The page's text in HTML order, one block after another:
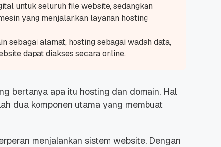
untuk seluruh file website, sedangkan
yang menjalankan layanan hosting
sebagai alamat, hosting sebagai wadah data,
dapat diakses secara online.
bertanya apa itu hosting dan domain. Hal
dua komponen utama yang membuat
menjalankan sistem website. Dengan